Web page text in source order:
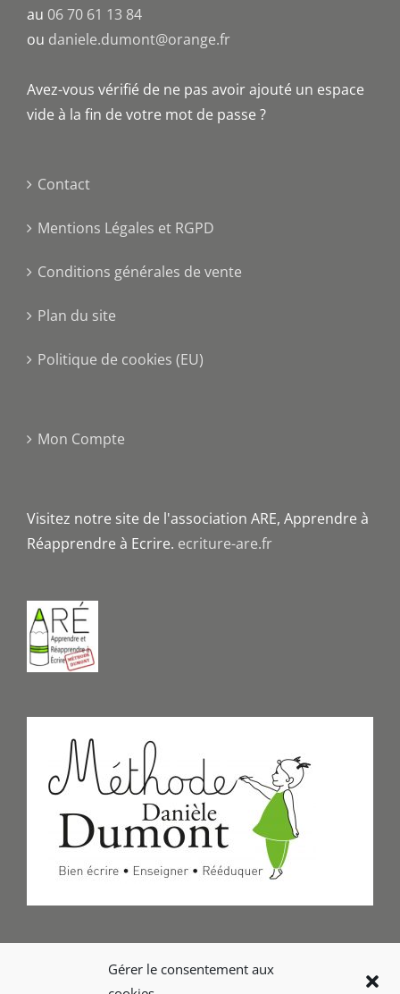
Gérer le consentement aux
au 06 70 61 13 84
ou daniele.dumont@orange.fr
Avez-vous vérifié de ne pas avoir ajouté un espace
vide à la fin de votre mot de passe ?
Contact
Mentions Légales et RGPD
Conditions générales de vente
Plan du site
Politique de cookies (EU)
Mon Compte
Visitez notre site de l'association ARE, Apprendre à
Réapprendre à Ecrire. ecriture-are.fr
Formulaire de Contact